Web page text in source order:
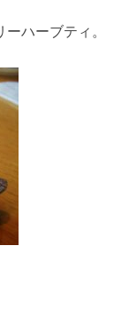
ハーブティ。